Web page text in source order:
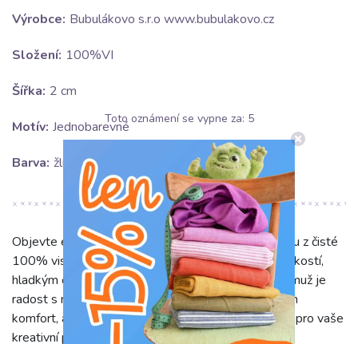
Výrobce: Bubulákovo s.r.o www.bubulakovo.cz
Složení: 100%VI
Šířka: 2 cm
Motív: Jednobarevné
Barva: žlutá
Objevte eleganci a funkčnost s naší lemovací gumou z čisté
100% viskózy. Tento materiál je proslulý svou měkkostí,
hladkým omakem a příjemnou prodyšností, díky čemuž je
radost s ním pracovat i nosit. Viskóza zajišťuje nejen
komfort, ale také krásný splývavý efekt a odolnost pro vaše
kreativní projekty. S šířkou 2 cm a v nádherném
Toto oznámení se vypne za: 5